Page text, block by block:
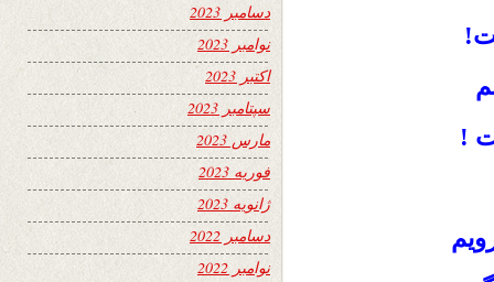
!
دسامبر 2023
نوامبر 2023
اکتبر 2023
سپتامبر 2023
مارس 2023
فوریه 2023
ژانویه 2023
دسامبر 2022
نوامبر 2022